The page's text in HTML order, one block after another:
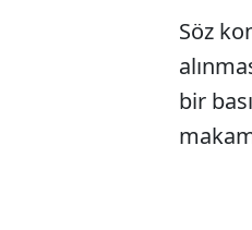
Söz
bir